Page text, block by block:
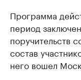
Программа
период
поручительств
состав
него вошел